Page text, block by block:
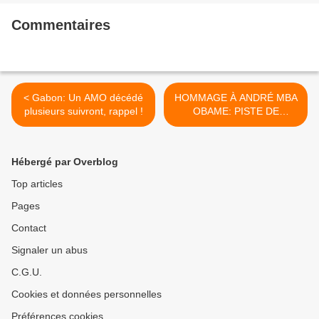
Commentaires
< Gabon: Un AMO décédé
plusieurs suivront, rappel !
HOMMAGE À ANDRÉ MBA
OBAME: PISTE DE
MUSIQUE N°02_ DZAM
Hébergé par Overblog
Top articles
Pages
Contact
Signaler un abus
C.G.U.
Cookies et données personnelles
Préférences cookies